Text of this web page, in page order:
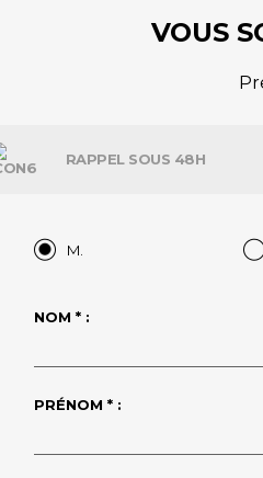
VOUS
RAPPEL SOUS 48H
M.
NOM * :
PRÉNOM * :